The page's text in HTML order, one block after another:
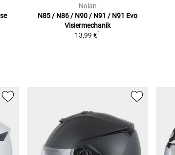
Nolan
N85 / N86 / N90 / N91 / N91 Evo
Visiermechanik
13,99 €1